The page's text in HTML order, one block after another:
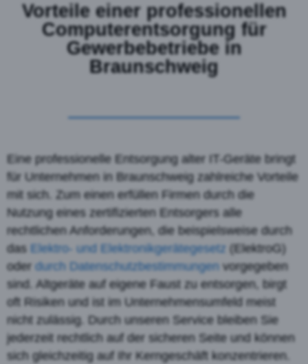
Vorteile einer professionellen
Computerentsorgung für
Gewerbebetriebe in
Braunschweig
Eine professionelle Entsorgung alter IT-Geräte bringt
für Unternehmen in Braunschweig zahlreiche Vorteile
mit sich. Zum einen erfüllen Firmen durch die
Nutzung eines zertifizierten Entsorgers alle
rechtlichen Anforderungen, die beispielsweise durch
das Elektro- und Elektronikgerätegesetz (ElektroG)
oder durch Datenschutzbestimmungen vorgegeben
sind. Altgeräte auf eigene Faust zu entsorgen, birgt
oft Risiken und ist im Unternehmensumfeld meist
nicht zulässig. Durch unseren Service bleiben Sie
jederzeit rechtlich auf der sicheren Seite und können
sich gleichzeitig auf Ihr Kerngeschäft konzentrieren.